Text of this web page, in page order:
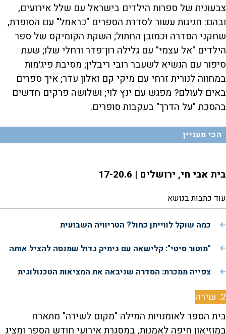
צבעונית של ספרות הילדים בישראל עם שלל אירועים,
ובהם: חגיגות עשור לסדרת הספרים "כראמל" עם הסופרת,
שחקני הסדרה וכמובן החתול; השקת הקומיקס של ספר
הילדים "אל עצמי" עם גלילה רון־פדר ורחלי שלו; שעת
סיפור עם הנשיא לשעבר רובי ריבלין; מסיבת פיג׳מות
במחווה לנורית זרחי עם מיקי קם ואלון עדר; איך ספרים
באים לעולם? מפגש עם ינץ לוי; ושלושה פרקים חדשים
בהסכת "על הדרך" בעקבות סופרים.
הכי מעניין
בית אבי חי, ירושלים | 17-20.6
עוד כתבות בנושא
כמה שוקל לווייתן כחול? הטריוויה השבועית
"מוטור סיטי": קלישאה עם גימיק גדול שמנסה להציל אותה
צפייה ממכרת: הסדרה שניבאה את המציאות הטכנולוגית
2. שירה
בית הספר לאומנויות המילה "מקום לשירה" מתארח
במוזיאון חיפה לאמנות, במסגרת אירועי חודש הספר ומציג